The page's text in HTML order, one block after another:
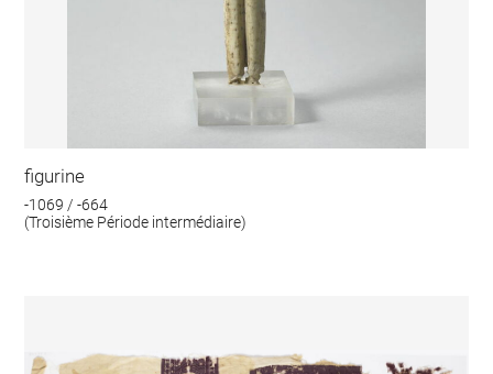
figurine
-1069 / -664
(Troisième Période intermédiaire)